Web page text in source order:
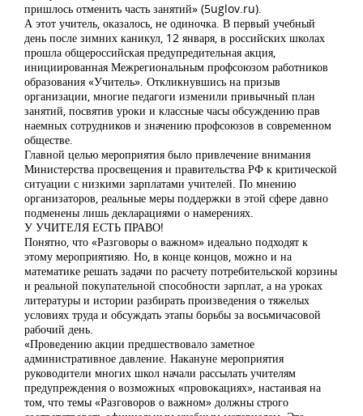
пришлось отменить часть занятий» (5uglov.ru).
А этот учитель, оказалось, не одиночка. В первый учебный
день после зимних каникул, 12 января, в российских школах
прошла общероссийская предупредительная акция,
инициированная Межрегиональным профсоюзом работников
образования «Учитель». Откликнувшись на призыв
организации, многие педагоги изменили привычный план
занятий, посвятив уроки и классные часы обсуждению прав
наемных сотрудников и значению профсоюзов в современном
обществе.
Главной целью мероприятия было привлечение внимания
Министерства просвещения и правительства РФ к критической
ситуации с низкими зарплатами учителей. По мнению
организаторов, реальные меры поддержки в этой сфере давно
подменены лишь декларациями о намерениях.
У УЧИТЕЛЯ ЕСТЬ ПРАВО!
Понятно, что «Разговоры о важном» идеально подходят к
этому мероприятияю. Но, в конце концов, можно и на
математике решать задачи по расчету потребительской корзины
и реальной покупательной способности зарплат, а на уроках
литературы и истории разбирать произведения о тяжелых
условиях труда и обсуждать этапы борьбы за восьмичасовой
рабочий день.
«Проведению акции предшествовало заметное
административное давление. Накануне мероприятия
руководители многих школ начали рассылать учителям
предупреждения о возможных «провокациях», настаивая на
том, что темы «Разговоров о важном» должны строго